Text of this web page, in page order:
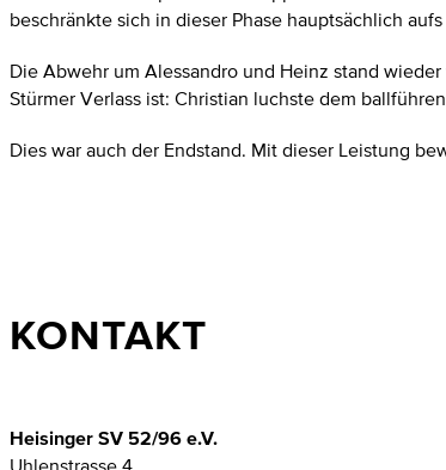
beschränkte sich in dieser Phase hauptsächlich
Die Abwehr um Alessandro und Heinz stand
Stürmer Verlass ist: Christian luchste dem
Dies war auch der Endstand. Mit dieser Leistung
KONTAKT
Heisinger SV 52/96 e.V.